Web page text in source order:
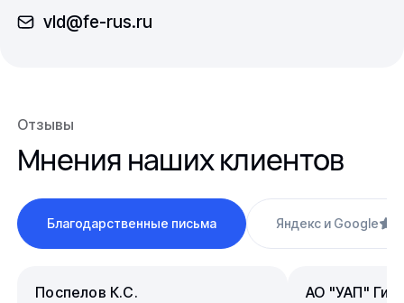
vld@fe-rus.ru
Отзывы
Мнения наших клиентов
Благодарственные письма Яндекс и Google
Поспелов К.С. АО "УАП"